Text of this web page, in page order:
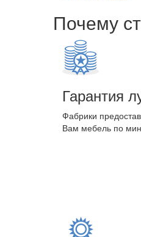
Почему
Гарантия
Фабрики
Вам мебель по